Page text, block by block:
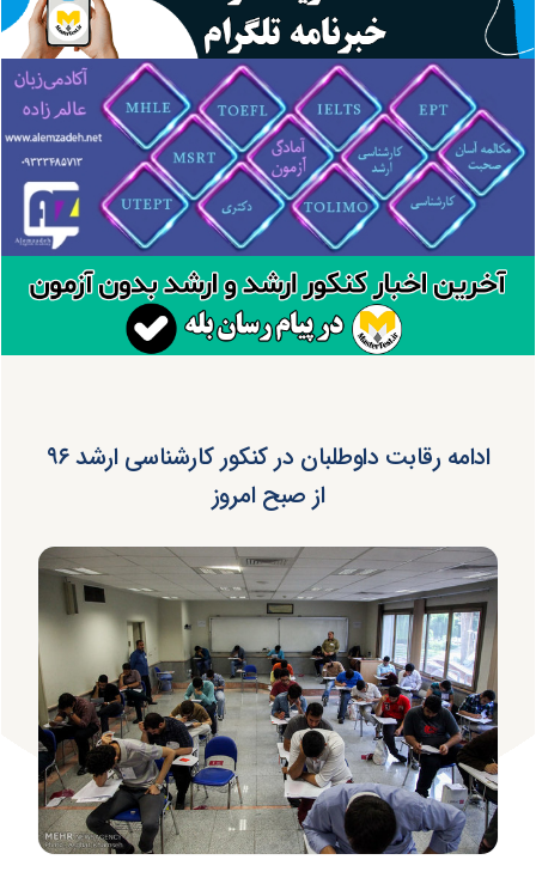
ادامه رقابت داوطلبان در کنکور کارشناسی ارشد ۹۶
از صبح امروز